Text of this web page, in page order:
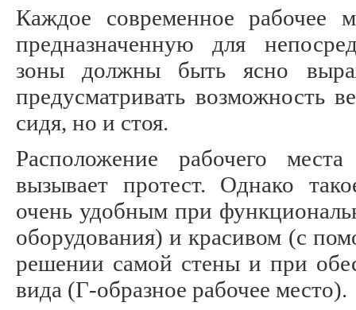
Каждое современное рабочее
предназначенную для
зоны должны быть ясно
предусматривать возможность
сидя, но и стоя.
Расположение рабочего
вызывает протест. Однако
очень удобным при
оборудования) и красивом (с
решении самой стены и при
вида (Г-образное рабочее место).